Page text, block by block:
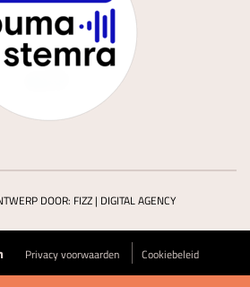
DOOR: FIZZ | DIGITAL AGENCY
Privacy voorwaarden Cookiebeleid